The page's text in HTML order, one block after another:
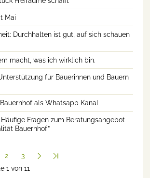
Mai
Durchhalten ist gut, auf sich schauen
macht, was ich wirklich bin.
für Bäuerinnen und Bauern
als Whatsapp Kanal
Fragen zum Beratungsangebot
Bauernhof”
2
3
1 von 11